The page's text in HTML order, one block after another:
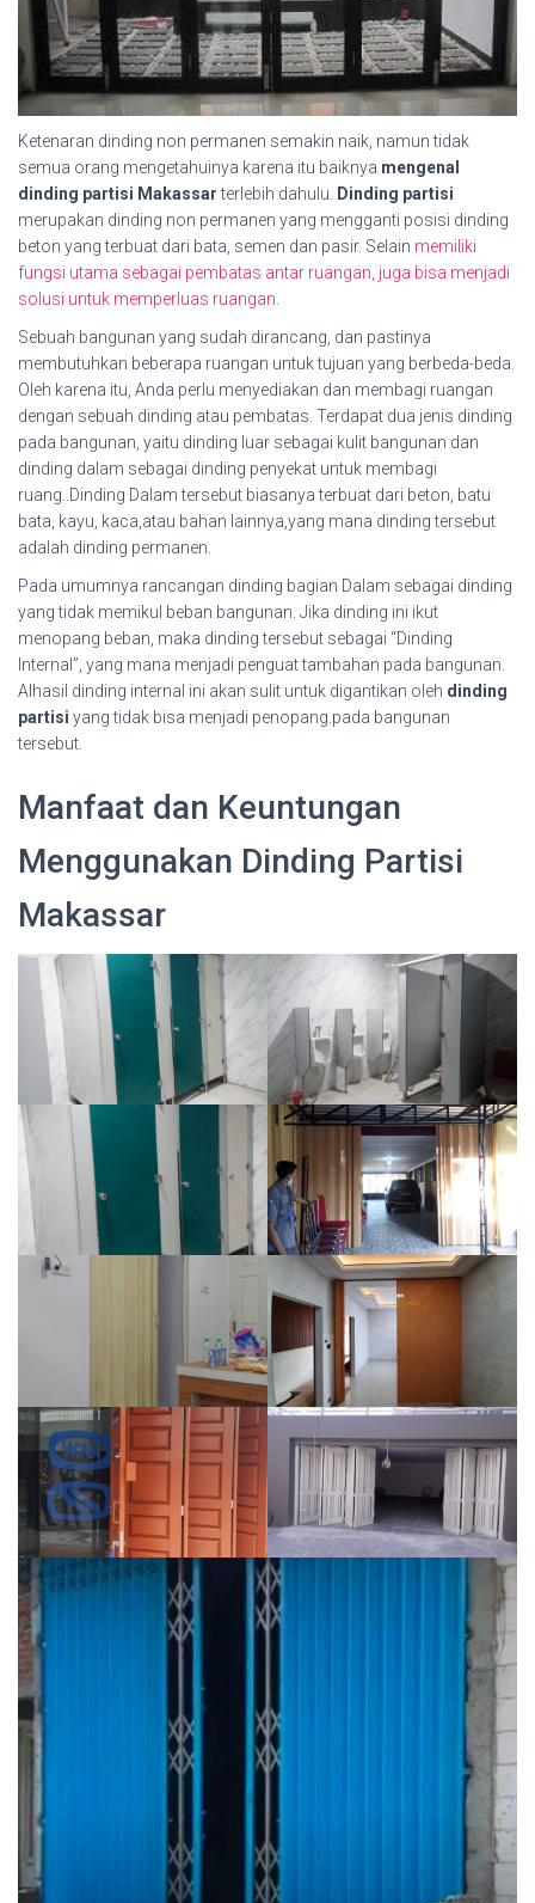
Ketenaran dinding non permanen semakin naik, namun tidak
semua orang mengetahuinya karena itu baiknya mengenal
dinding partisi Makassarterlebih dahulu. Dinding partisi
merupakan dinding non permanen yang mengganti posisi dinding
beton yang terbuat dari bata, semen dan pasir. Selain memiliki
fungsi utama sebagai pembatas antar ruangan, juga bisa menjadi
solusi untuk memperluas ruangan.
Sebuah bangunan yang sudah dirancang, dan pastinya
membutuhkan beberapa ruangan untuk tujuan yang berbeda-beda.
Oleh karena itu, Anda perlu menyediakan dan membagi ruangan
dengan sebuah dinding atau pembatas. Terdapat dua jenis dinding
pada bangunan, yaitu dinding luar sebagai kulit bangunan dan
dinding dalam sebagai dinding penyekat untuk membagi
ruang..Dinding Dalam tersebut biasanya terbuat dari beton, batu
bata, kayu, kaca,atau bahan lainnya,yang mana dinding tersebut
adalah dinding permanen.
Pada umumnya rancangan dinding bagian Dalam sebagai dinding
yang tidak memikul beban bangunan. Jika dinding ini ikut
menopang beban, maka dinding tersebut sebagai “Dinding
Internal”, yang mana menjadi penguat tambahan pada bangunan.
Alhasil dinding internal ini akan sulit untuk digantikan oleh dinding
partisi yang tidak bisa menjadi penopang.pada bangunan
tersebut.
Manfaat dan Keuntungan
Menggunakan Dinding Partisi
Makassar